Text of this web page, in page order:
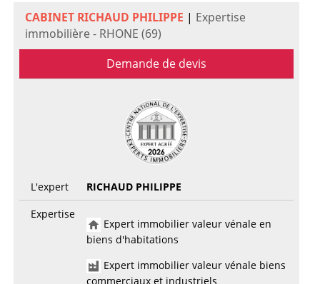
CABINET RICHAUD PHILIPPE | Expertise
immobilière - RHONE (69)
Demande de devis
L'expert
RICHAUD PHILIPPE
Expertise
Expert immobilier valeur vénale en
biens d'habitations
Expert immobilier valeur vénale biens
commerciaux et industriels